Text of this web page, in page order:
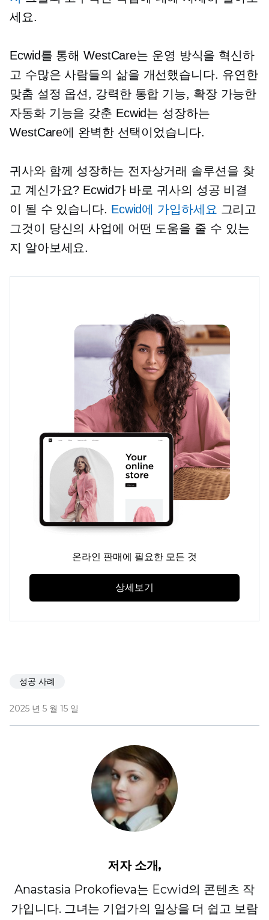
세요.
Ecwid를 통해 WestCare는 운영 방식을 혁신하
고 수많은 사람들의 삶을 개선했습니다. 유연한
맞춤 설정 옵션, 강력한 통합 기능, 확장 가능한
자동화 기능을 갖춘 Ecwid는 성장하는
WestCare에 완벽한 선택이었습니다.
귀사와 함께 성장하는 전자상거래 솔루션을 찾
고 계신가요? Ecwid가 바로 귀사의 성공 비결
이 될 수 있습니다. Ecwid에 가입하세요 그리고
그것이 당신의 사업에 어떤 도움을 줄 수 있는
지 알아보세요.
온라인 판매에 필요한 모든 것
상세보기
성공 사례
2025 년 5 월 15 일
저자 소개,
Anastasia Prokofieva는 Ecwid의 콘텐츠 작
가입니다. 그녀는 기업가의 일상을 더 쉽고 보람